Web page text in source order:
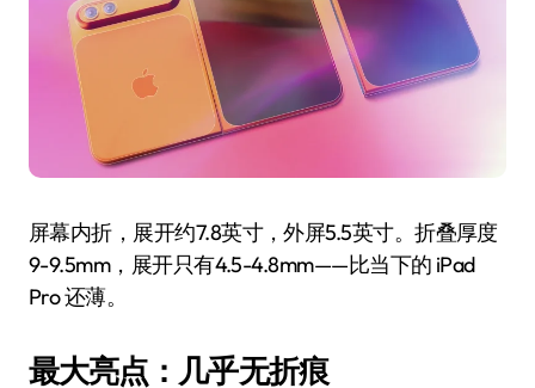
屏幕内折，展开约7.8英寸，外屏5.5英寸。折叠厚度
9-9.5mm，展开只有4.5-4.8mm——比当下的 iPad
Pro 还薄。
最大亮点：几乎无折痕